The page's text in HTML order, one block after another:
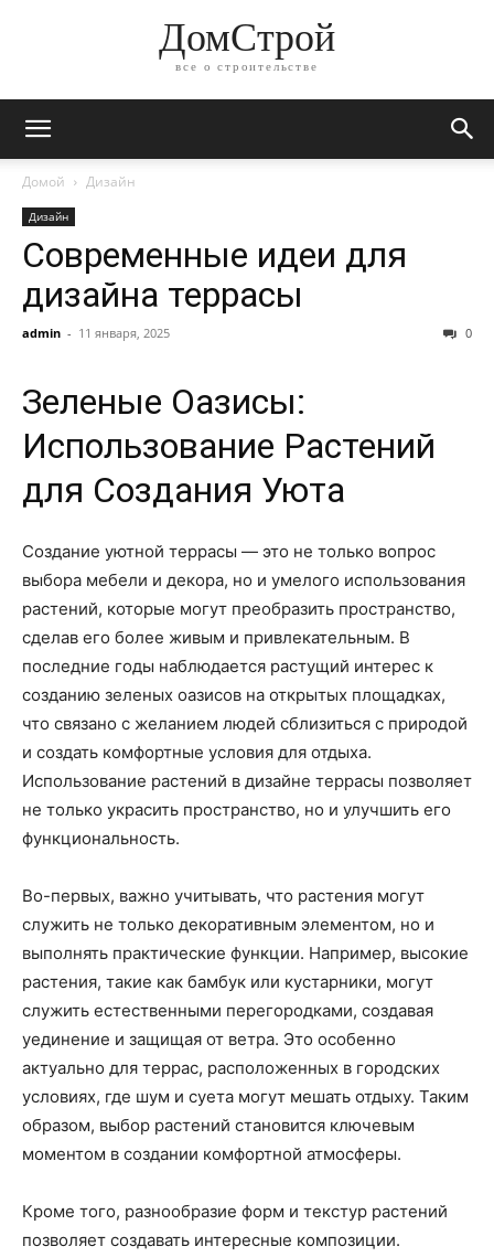
ДомСтрой
все о строительстве
Домой Дизайн
Дизайн
Современные идеи для
дизайна террасы
admin - 11 января, 2025 0
Зеленые Оазисы:
Использование Растений
для Создания Уюта
Создание уютной террасы — это не только вопрос
выбора мебели и декора, но и умелого использования
растений, которые могут преобразить пространство,
сделав его более живым и привлекательным. В
последние годы наблюдается растущий интерес к
созданию зеленых оазисов на открытых площадках,
что связано с желанием людей сблизиться с природой
и создать комфортные условия для отдыха.
Использование растений в дизайне террасы позволяет
не только украсить пространство, но и улучшить его
функциональность.
Во-первых, важно учитывать, что растения могут
служить не только декоративным элементом, но и
выполнять практические функции. Например, высокие
растения, такие как бамбук или кустарники, могут
служить естественными перегородками, создавая
уединение и защищая от ветра. Это особенно
актуально для террас, расположенных в городских
условиях, где шум и суета могут мешать отдыху. Таким
образом, выбор растений становится ключевым
моментом в создании комфортной атмосферы.
Кроме того, разнообразие форм и текстур растений
позволяет создавать интересные композиции.